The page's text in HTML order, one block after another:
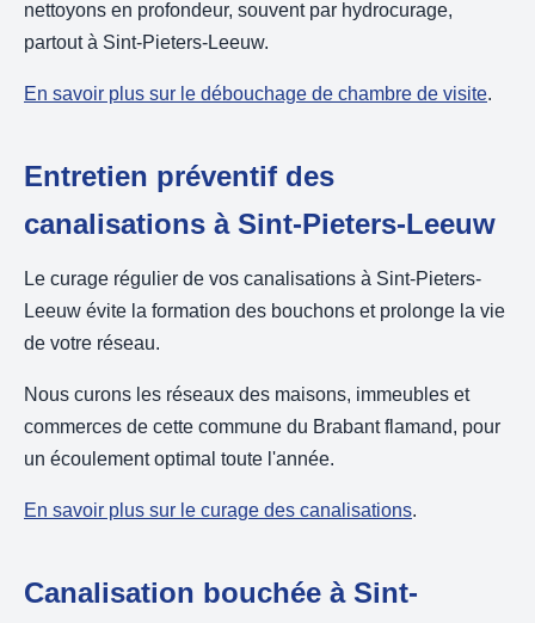
nettoyons en profondeur, souvent par hydrocurage,
partout à Sint-Pieters-Leeuw.
En savoir plus sur le débouchage de chambre de visite.
Entretien préventif des
canalisations à Sint-Pieters-Leeuw
Le curage régulier de vos canalisations à Sint-Pieters-
Leeuw évite la formation des bouchons et prolonge la vie
de votre réseau.
Nous curons les réseaux des maisons, immeubles et
commerces de cette commune du Brabant flamand, pour
un écoulement optimal toute l'année.
En savoir plus sur le curage des canalisations.
Canalisation bouchée à Sint-